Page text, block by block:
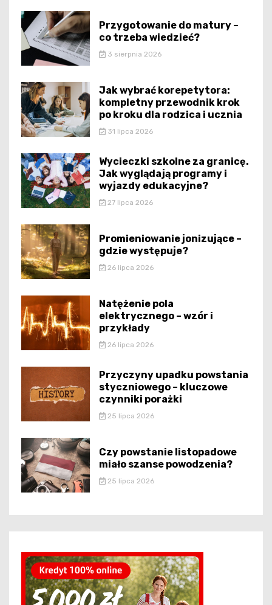
Przygotowanie do matury –
co trzeba wiedzieć?
3 sierpnia 2026
Jak wybrać korepetytora:
kompletny przewodnik krok
po kroku dla rodzica i ucznia
31 lipca 2026
Wycieczki szkolne za granicę.
Jak wyglądają programy i
wyjazdy edukacyjne?
27 lipca 2026
Promieniowanie jonizujące –
gdzie występuje?
26 lipca 2026
Natężenie pola
elektrycznego – wzór i
przykłady
26 lipca 2026
Przyczyny upadku powstania
styczniowego – kluczowe
czynniki porażki
25 lipca 2026
Czy powstanie listopadowe
miało szanse powodzenia?
25 lipca 2026